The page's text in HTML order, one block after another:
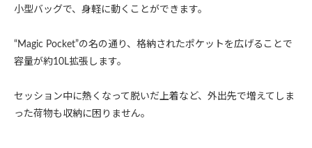
小型バッグで、身軽に動くことができます。
“Magic Pocket”の名の通り、格納されたポケットを広げることで
容量が約10L拡張します。
セッション中に熱くなって脱いだ上着など、外出先で増えてしま
った荷物も収納に困りません。